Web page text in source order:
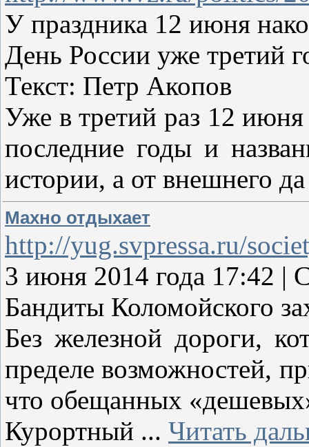
У праздника 12 июня
День России уже
Текст: Петр Акопов
Уже в третий раз 12 июня
последние годы и
истории, а от внешнего
Махно отдыхает
http://yug.svpressa.ru/
3 июня 2014 года 17:42 |
Бандиты Коломойского
Без железной дороги,
пределе возможностей,
что обещанных
Курортный ... Читать